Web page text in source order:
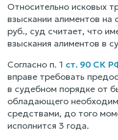
Относительно исковых
взыскании алиментов на
руб., суд считает, что
взыскания алиментов в
Согласно п. 1 ст. 90 СК
вправе требовать
в судебном порядке от
обладающего
средствами, до того
исполнится 3 года.